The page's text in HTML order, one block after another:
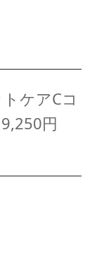
ケアCコ
円